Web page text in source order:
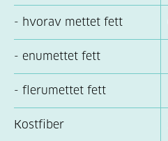
- hvorav mettet fett
- enumettet fett
- flerumettet fett
Kostfiber